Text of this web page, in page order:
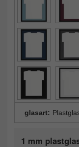
glasart:
1 mm